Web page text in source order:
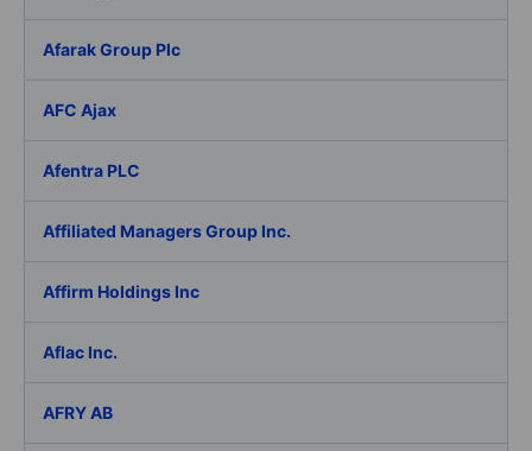
Afarak Group Plc
AFC Ajax
Afentra PLC
Affiliated Managers Group Inc.
Affirm Holdings Inc
Aflac Inc.
AFRY AB